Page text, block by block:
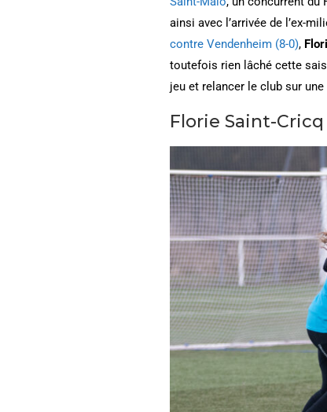
ainsi avec l’arrivée de l’ex-
contre Vendenheim (8-0),
toutefois rien lâché cette
jeu et relancer le club sur
Florie Saint-